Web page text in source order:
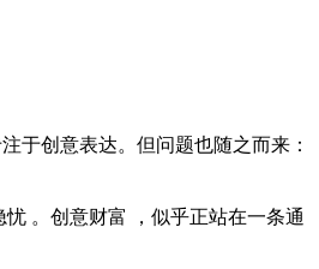
意表达。但问题也随之而来 ：
。创意财富 ，似乎正站在一条通